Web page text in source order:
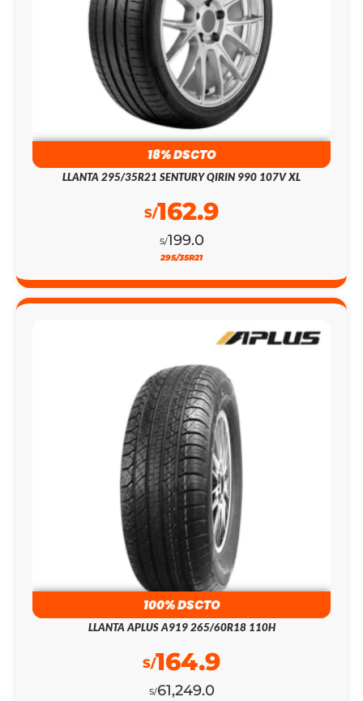
18% DSCTO
LLANTA 295/35R21 SENTURY QIRIN 990 107V XL
S/199.0
S/162.9
295/35R21
100% DSCTO
LLANTA APLUS A919 265/60R18 110H
S/61,249.0
S/164.9